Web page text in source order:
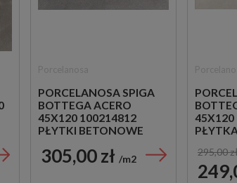
PORCELANOSA SPIGA
BOTTEGA ACERO
45X120 100214812
PŁYTKI BETONOWE
305,00 zł m2
45X120
295,00